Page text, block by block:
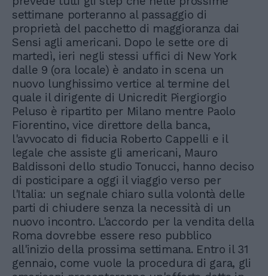
settimane porteranno al passaggio di
proprietà del pacchetto di maggioranza dai
Sensi agli americani. Dopo le sette ore di
martedì, ieri negli stessi uffici di New York
dalle 9 (ora locale) è andato in scena un
nuovo lunghissimo vertice al termine del
quale il dirigente di Unicredit Piergiorgio
Peluso è ripartito per Milano mentre Paolo
Fiorentino, vice direttore della banca,
l'avvocato di fiducia Roberto Cappelli e il
legale che assiste gli americani, Mauro
Baldissoni dello studio Tonucci, hanno deciso
di posticipare a oggi il viaggio verso per
l'Italia: un segnale chiaro sulla volontà delle
parti di chiudere senza la necessità di un
nuovo incontro. L'accordo per la vendita della
Roma dovrebbe essere reso pubblico
all'inizio della prossima settimana. Entro il 31
gennaio, come vuole la procedura di gara, gli